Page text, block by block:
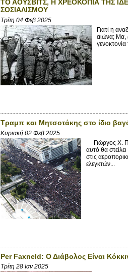
ΤΟ ΑΟΥΣΒΙΤΣ, Η ΧΡΕΟΚΟΠΙΑ ΤΗΣ
ΣΟΣΙΑΛΙΣΜΟΥ
Τρίτη 04 Φεβ 2025
Γιατί η
αιώνα; Μα,
Τραμπ και Μητσοτάκης στο ίδιο
Κυριακή 02 Φεβ 2025
Γιώργος X.
αυτό θα
στις
ελεγκτών...
Per Faxneld: Ο Διάβολος Είναι
Τρίτη 28 Ιαν 2025